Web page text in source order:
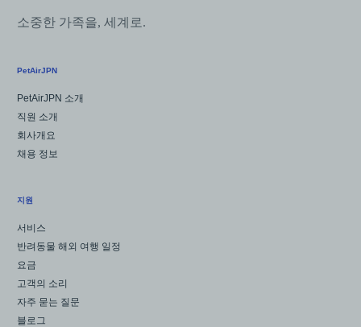
소중한 가족을, 세계로.
PetAirJPN
PetAirJPN 소개
직원 소개
회사개요
채용 정보
지원
서비스
반려동물 해외 여행 일정
요금
고객의 소리
자주 묻는 질문
블로그